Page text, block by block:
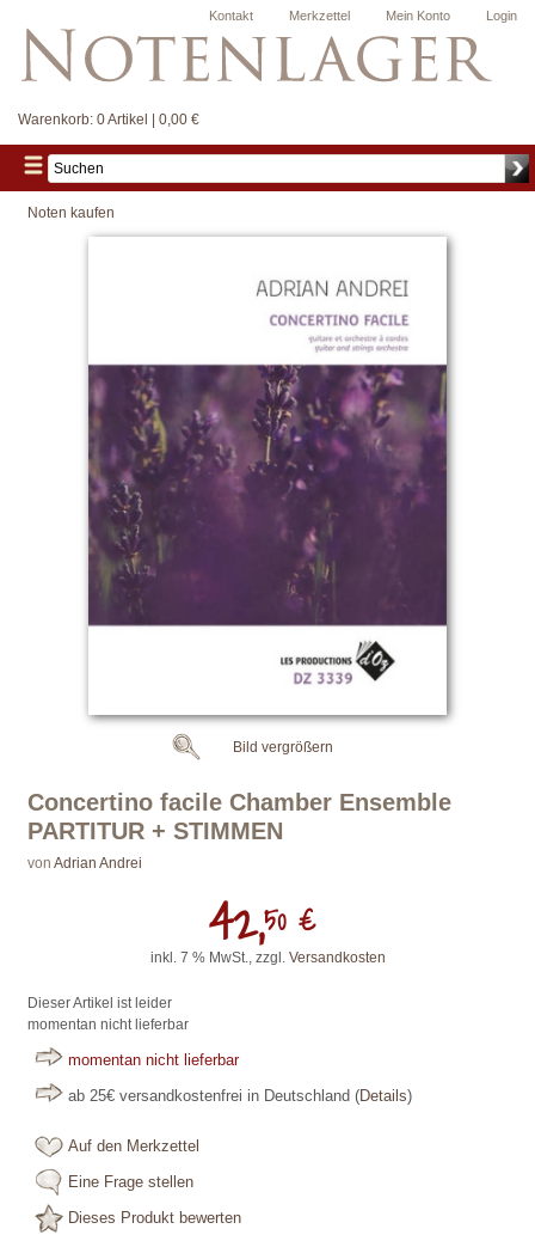
Login
Mein Konto
Merkzettel
Kontakt
Warenkorb: 0 Artikel | 0,00 €
Noten kaufen
Concertino facile Chamber Ensemble
PARTITUR + STIMMEN
von Adrian Andrei
42,50 €
inkl. 7 % MwSt., zzgl. Versandkosten
Dieser Artikel ist leider
momentan nicht lieferbar
momentan nicht lieferbar
ab 25€ versandkostenfrei in Deutschland (Details)
Auf den Merkzettel
Eine Frage stellen
Dieses Produkt bewerten
Bild vergrößern